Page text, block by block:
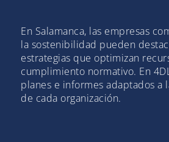
En Salamanca, las empresas
la sostenibilidad pueden
estrategias que optimizan
cumplimiento normativo. En
planes e informes adaptados a
de cada organización.